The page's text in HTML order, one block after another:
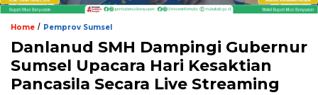
Home / Pemprov Sumsel
Danlanud SMH Dampingi Gubernur
Sumsel Upacara Hari Kesaktian
Pancasila Secara Live Streaming